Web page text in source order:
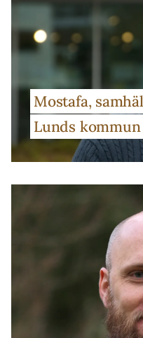
Mostafa,
Lunds